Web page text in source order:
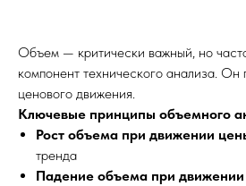
Объем — критически важный, но
компонент технического анализа. Он
ценового движения.
Ключевые принципы объемного
Рост объема при движении
тренда
Падение объема при